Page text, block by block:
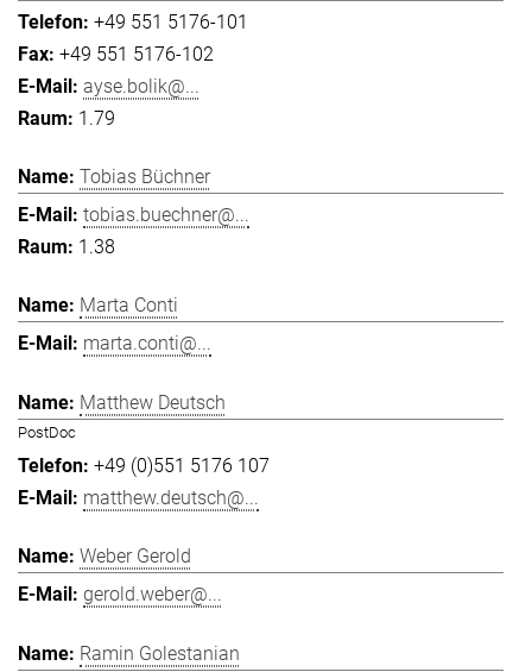
+49 551 5176-101
+49 551 5176-102
ayse.bolik@...
1.79
Tobias Büchner
tobias.buechner@...
1.38
Marta Conti
marta.conti@...
Matthew Deutsch
PostDoc
+49 (0)551 5176 107
matthew.deutsch@...
Weber Gerold
gerold.weber@...
Ramin Golestanian